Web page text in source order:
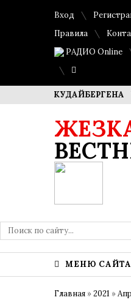
Вход
Правила
РАДИО Online
КУДАЙБЕРГЕНА
МЕНЮ САЙТА
Главная »2021 »